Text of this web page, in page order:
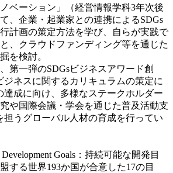
ベーション」（経営情報学科3年次後
、企業・起業家との連携によるSDGs
計画の策定方法を学び、自らが実践で
、クラウドファンディング等を通じた
を検討。
第一弾のSDGsビジネスアワード創
ジネスに関するカリキュラムの策定に
達成に向け、多様なステークホルダー
や国際会議・学会を通じた普及活動支
担うグローバル人材の育成を行ってい
Goals：持続可能な開発目
する世界193か国が合意した17の目